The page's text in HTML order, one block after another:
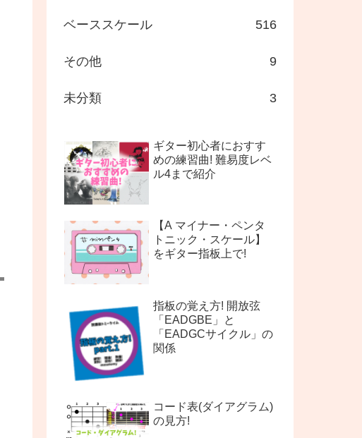
ベーススケール 516
その他 9
未分類 3
ギター初心者におすす
めの練習曲! 難易度レベ
ル4まで紹介
【A マイナー・ペンタ
トニック・スケール】
をギター指板上で!
指板の覚え方! 開放弦
「EADGBE」と
「EADGCサイクル」の
関係
コード表(ダイアグラム)
の見方!